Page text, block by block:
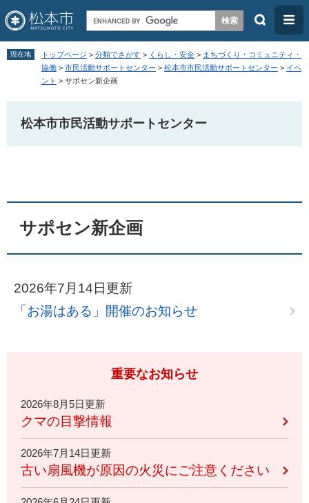
ペ
頭
。
メ
飛
て
検
メ
ニ
ュ
ー
現在地 トップページ > 分類でさがす > くらし・安全 > まちづくり・コミュニティ・
協働 > 市民活動サポートセンター > 松本市市民活動サポートセンター > イベ
ント > サポセン新企画
松本市市民活動サポートセンター
サポセン新企画
2026年7月14日更新
「お湯はある」開催のお知らせ
重要なお知らせ
2026年8月5日更新
クマの目撃情報
2026年7月14日更新
古い扇風機が原因の火災にご注意ください